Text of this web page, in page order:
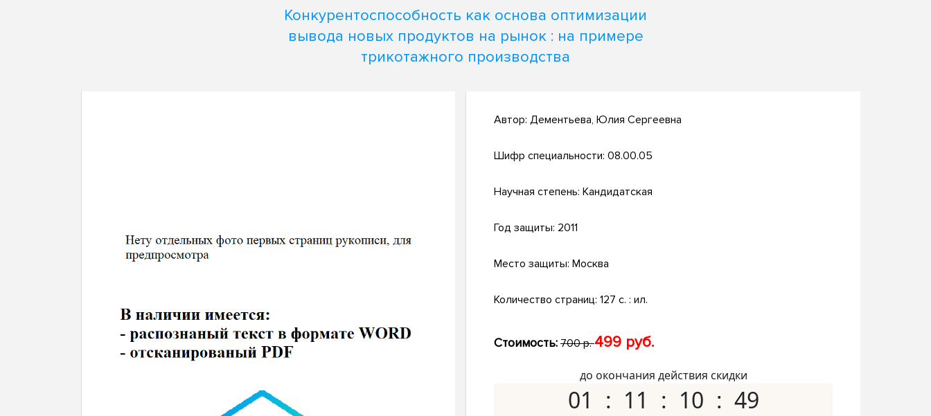
Конкурентоспособность как основа оптимизации
вывода новых продуктов на рынок : на примере
трикотажного производства
Автор: Дементьева, Юлия Сергеевна
Шифр специальности: 08.00.05
Научная степень: Кандидатская
Год защиты: 2011
Место защиты: Москва
Количество страниц: 127 с. : ил.
Стоимость: 700 р.499 руб.
до окончания действия скидки
01 11 10 48